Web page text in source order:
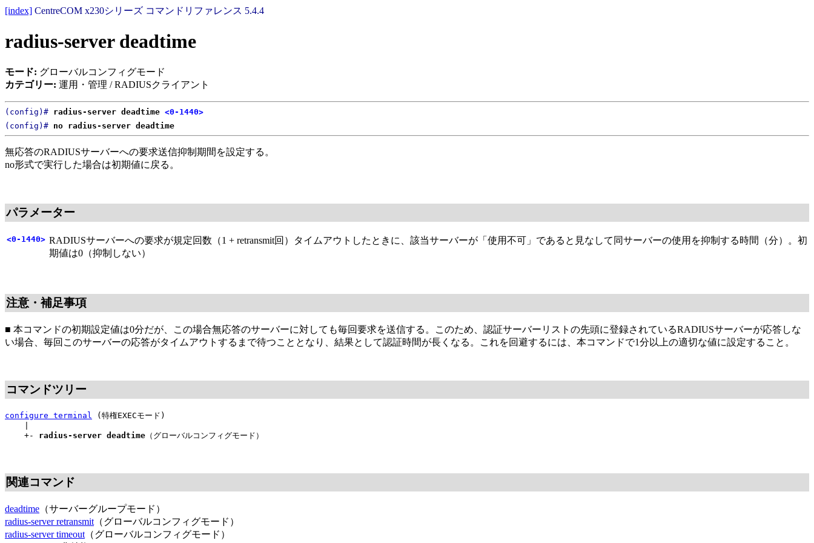
[index] CentreCOM x230シリーズ コマンドリファレンス 5.4.4
radius-server deadtime
モード: グローバルコンフィグモード
カテゴリー: 運用・管理 / RADIUSクライアント
(config)# radius-server deadtime <0-1440>
(config)# no radius-server deadtime
無応答のRADIUSサーバーへの要求送信抑制期間を設定する。
no形式で実行した場合は初期値に戻る。
パラメーター
<0-1440> RADIUSサーバーへの要求が規定回数（1 + retransmit回）タイムアウトしたときに、該当サーバーが「使用不可」であると見なして同サーバーの使用を抑制する時間（分）。初
期値は0（抑制しない）
注意・補足事項
■ 本コマンドの初期設定値は0分だが、この場合無応答のサーバーに対しても毎回要求を送信する。このため、認証サーバーリストの先頭に登録されているRADIUSサーバーが応答しな
い場合、毎回このサーバーの応答がタイムアウトするまで待つこととなり、結果として認証時間が長くなる。これを回避するには、本コマンドで1分以上の適切な値に設定すること。
コマンドツリー
configure terminal (特権EXECモード)
+- radius-server deadtime （グローバルコンフィグモード）
関連コマンド
deadtime （サーバーグループモード）
radius-server retransmit （グローバルコンフィグモード）
radius-server timeout （グローバルコンフィグモード）